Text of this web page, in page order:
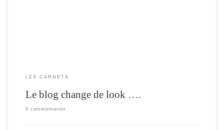
LES CARNETS
Le blog change de look ….
5 commentaires